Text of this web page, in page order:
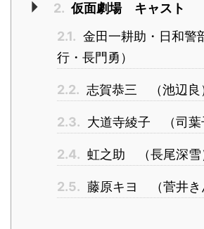
2. 仮面劇場 キャスト
2.1. 金田一耕助・日和
行・長門勇）
2.2. 志賀恭三 （池辺良
2.3. 大道寺綾子 （司葉
2.4. 虹之助 （長尾深雪
2.5. 藤原キヨ （菅井き